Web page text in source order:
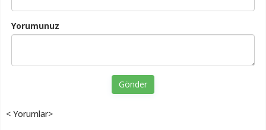
Yorumunuz
Gönder
< Yorumlar>